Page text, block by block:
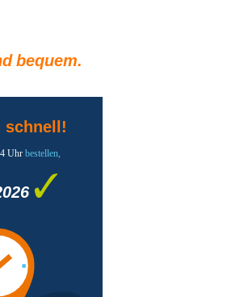
bequem.
schnell!
Uhr bestellen,